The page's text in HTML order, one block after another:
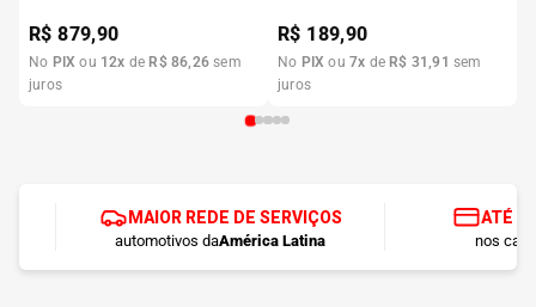
R$879,90
No PIX ou 12x de R$ 86,26 sem
juros
R$ 189,90
No PIX ou7x de R$ 31 ,91 sem
juros
MAIOR REDE DE SERVIÇOS
automotivos daAmérica Latina
ATÉ
nos